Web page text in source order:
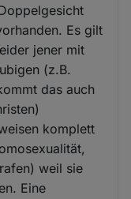
Es gilt
jener mit
(z.B.
das auch
komplett
weil sie
Eine